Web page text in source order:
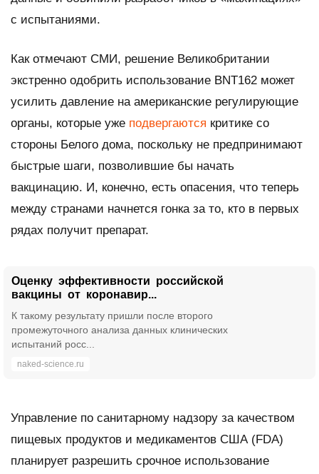
с испытаниями.
Как отмечают СМИ, решение Великобритании
экстренно одобрить использование BNT162 может
усилить давление на американские регулирующие
органы, которые уже подвергаются критике со
стороны Белого дома, поскольку не предпринимают
быстрые шаги, позволившие бы начать
вакцинацию. И, конечно, есть опасения, что теперь
между странами начнется гонка за то, кто в первых
рядах получит препарат.
Оценку эффективности российской
вакцины от коронавир...
К такому результату пришли после второго
промежуточного анализа данных клинических
испытаний росс...
naked-science.ru
Управление по санитарному надзору за качеством
пищевых продуктов и медикаментов США (FDA)
планирует разрешить срочное использование